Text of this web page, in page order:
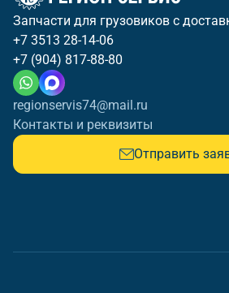
Запчасти для грузовиков с
+7 3513 28-14-06
+7 (904) 817-88-80
regionservis74@mail.ru
Контакты и реквизиты
Отправить